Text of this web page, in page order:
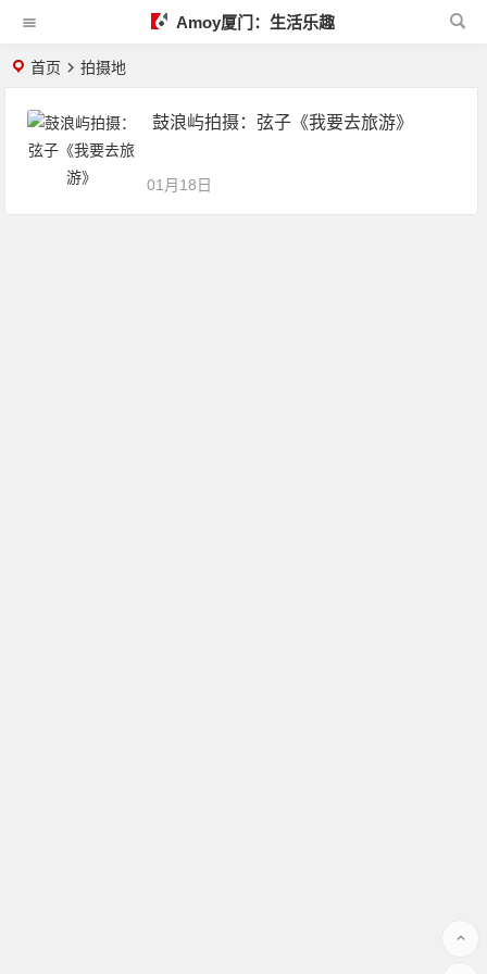
Amoy厦门：生活乐趣
首页 拍摄地
鼓浪屿拍摄：弦子《我要去旅游》
01月18日